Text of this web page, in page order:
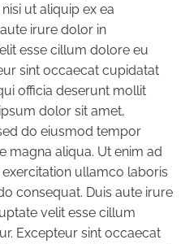
ut aliquip ex ea
irure dolor in
esse cillum dolore eu
sint occaecat cupidatat
officia deserunt mollit
dolor sit amet,
do eiusmod tempor
magna aliqua. Ut enim ad
ullamco laboris
consequat. Duis aute irure
velit esse cillum
Excepteur sint occaecat